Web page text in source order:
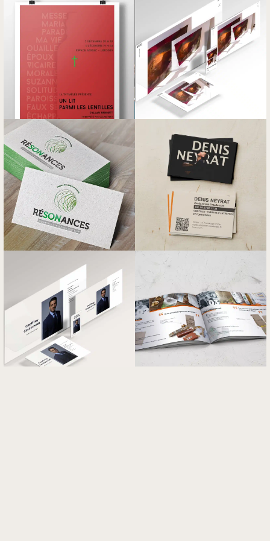
et PME en Nouvelle-Aquitaine et à
NAVIGATION
Création de site
Com & print
Maintenance web
Cybersécurité
Projets
Travailler avec moi
Contact
CONTACT
Gaël Bardon
Limoges, Haute-Vienne (87)
06 14 50 70 49
2026 Topiaria — Gaël Bardon ·
Mentions légales
ACTIVATEUR FRANCE NUM
Référencé en transformation numérique
Ce site a été conçu avec une attention particulière portée à l'accessibilité :
contrastes conformes aux critères
WCAG AA
, respect des préférences de
mouvement réduit.
JE SUIS CO-CRÉATEUR DU JEU LES GUMLOS